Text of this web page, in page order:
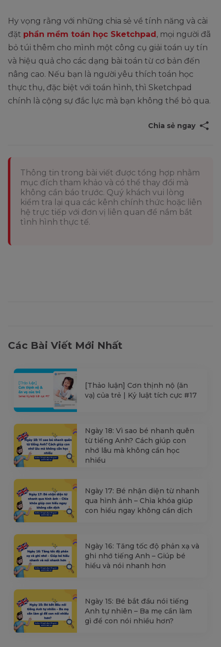
Hy vọng rằng với những chia sẻ về tính năng và cài
đặt phần mềm toán học Sketchpad, mọi người đã
bỏ túi thêm cho mình một công cụ giải toán uy tín
và hiệu quả cho các dạng bài toán từ cơ bản đến
nâng cao. Nếu bạn là người yêu thích toán học
thực thụ, đặc biệt với toán hình, thì Sketchpad
chính là cộng sự đắc lực mà bạn không thể bỏ qua.
Chia sẻ ngay
Thông tin trong bài viết được tổng hợp nhằm
mục đích tham khảo và có thể thay đổi mà
không cần báo trước. Quý khách vui lòng
kiểm tra lại qua các kênh chính thức hoặc liên
hệ trực tiếp với đơn vị liên quan để nắm bắt
tình hình thực tế.
Các Bài Viết Mới Nhất
[Thảo luận] Cơn thịnh nộ (ăn
vạ) của trẻ | Kỷ luật tích cực #17
Ngày 18: Vì sao bé nhanh quên
từ tiếng Anh? Cách giúp con
nhớ lâu mà không cần học
nhiều
Ngày 17: Bé nhận diện từ nhanh
qua hình ảnh – Chìa khóa giúp
con hiểu ngay không cần dịch
Ngày 16: Tăng tốc độ phản xạ và
ghi nhớ tiếng Anh – Giúp bé
hiểu và nói nhanh hơn
Ngày 15: Bé bắt đầu nói tiếng
Anh tự nhiên – Ba mẹ cần làm
gì để con nói nhiều hơn?